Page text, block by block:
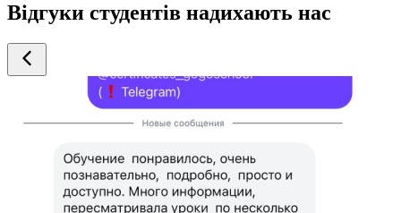
Відгуки студентів надихають нас